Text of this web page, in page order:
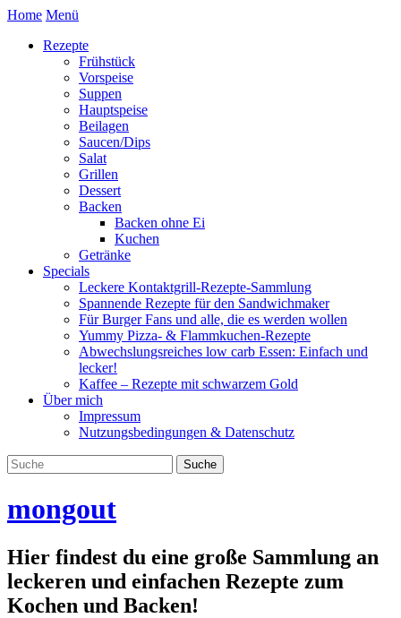
Home Menü
Rezepte
Frühstück
Vorspeise
Suppen
Hauptspeise
Beilagen
Saucen/Dips
Salat
Grillen
Dessert
Backen
Backen ohne Ei
Kuchen
Getränke
Specials
Leckere Kontaktgrill-Rezepte-Sammlung
Spannende Rezepte für den Sandwichmaker
Für Burger Fans und alle, die es werden wollen
Yummy Pizza- & Flammkuchen-Rezepte
Abwechslungsreiches low carb Essen: Einfach und
lecker!
Kaffee – Rezepte mit schwarzem Gold
Über mich
Impressum
Nutzungsbedingungen & Datenschutz
mongout
Hier findest du eine große Sammlung an
leckeren und einfachen Rezepte zum
Kochen und Backen!